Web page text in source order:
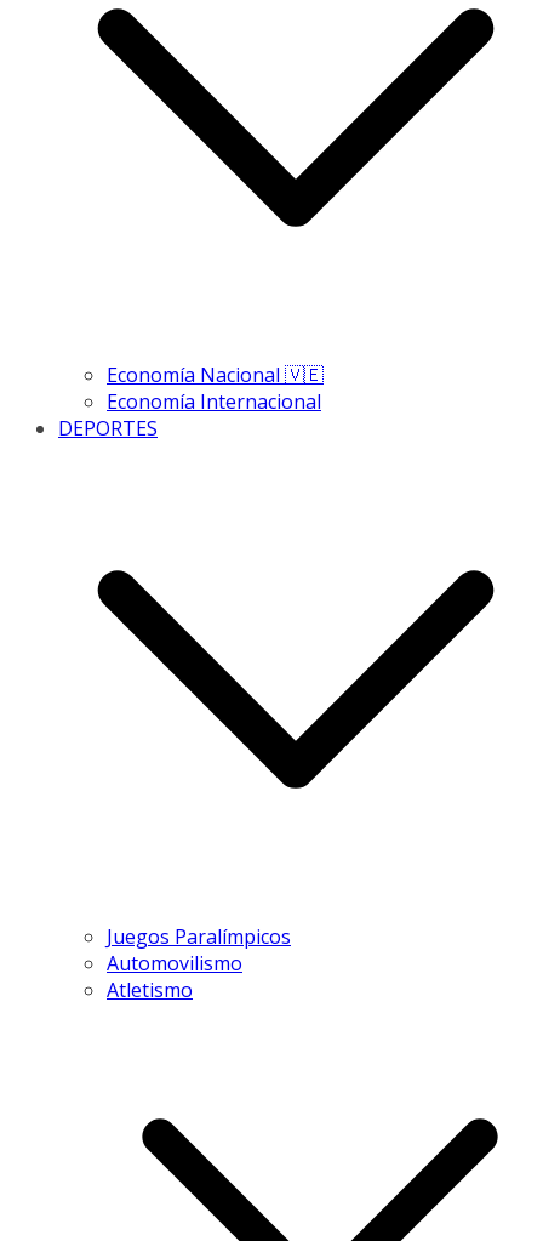
Economía Nacional 🇻🇪
Economía Internacional
DEPORTES
Juegos Paralímpicos
Automovilismo
Atletismo